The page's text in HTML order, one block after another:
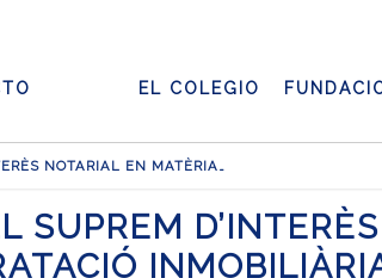
EL COLEGIO
WEBINOTS -JURISPRUDÈNCIA DEL SUPREM D’INTERÈS NOTARIAL EN MATÈRIA DE CONTRATACIÓ INMOBILIÀRIA
SUPREM